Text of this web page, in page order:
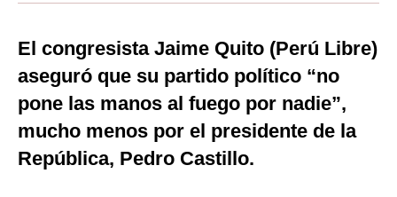
EEUU
México
España
Internacional
El congresista Jaime Quito (Perú Libre)
aseguró que su partido político “no
pone las manos al fuego por nadie”,
mucho menos por el presidente de la
República, Pedro Castillo.